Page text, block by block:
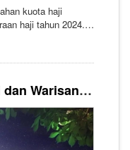
kuota haji
haji tahun 2024.
antara
yang juga
Mohammed bin
Hadirkan Wisata Edukasi dan Warisan Budaya, Saudi Bangun Kampung Peradaban Islam di Madinah